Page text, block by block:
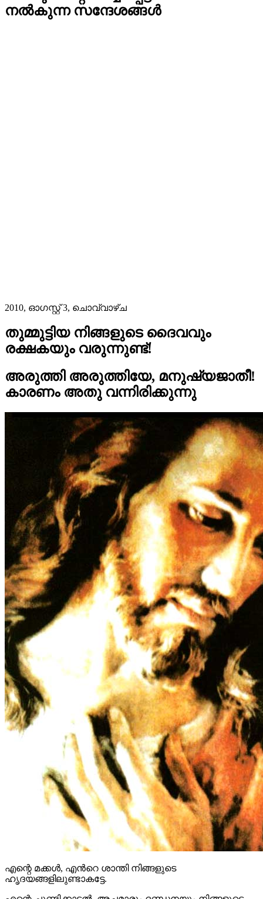
നൽകുന്ന സന്ദേശങ്ങള്‍
2010, ഓഗസ്റ്റ് 3, ചൊവ്വാഴ്ച
തുമ്മുട്ടിയ നിങ്ങളുടെ ദൈവവും
രക്ഷകയും വരുന്നുണ്ട്!
അരുത്തി അരുത്തിയേ, മനുഷ്യജാതീ!
കാരണം അതു വന്നിരിക്കുന്നു
എന്റെ മക്കൾ, എന്‍റെ ശാന്തി നിങ്ങളുടെ
ഹൃദയങ്ങളിലുണ്ടാകട്ടേ.